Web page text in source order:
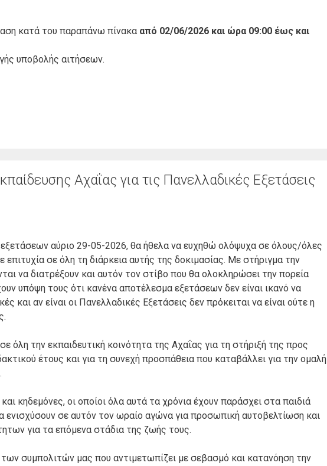
κατά του παραπάνω πίνακα από 02/06/2026 και ώρα 09:00 έως και
υποβολής αιτήσεων.
Αχαΐας για τις Πανελλαδικές Εξετάσεις
αύριο 29-05-2026, θα ήθελα να ευχηθώ ολόψυχα σε όλους/όλες
σε όλη τη διάρκεια αυτής της δοκιμασίας. Με στήριγμα την
να διατρέξουν και αυτόν τον στίβο που θα ολοκληρώσει την πορεία
υπόψη τους ότι κανένα αποτέλεσμα εξετάσεων δεν είναι ικανό να
και αν είναι οι Πανελλαδικές Εξετάσεις δεν πρόκειται να είναι ούτε η
όλη την εκπαιδευτική κοινότητα της Αχαΐας για τη στήριξή της προς
έτους και για τη συνεχή προσπάθεια που καταβάλλει για την ομαλή
κηδεμόνες, οι οποίοι όλα αυτά τα χρόνια έχουν παράσχει στα παιδιά
ενισχύσουν σε αυτόν τον ωραίο αγώνα για προσωπική αυτοβελτίωση και
για τα επόμενα στάδια της ζωής τους.
συμπολιτών μας που αντιμετωπίζει με σεβασμό και κατανόηση την